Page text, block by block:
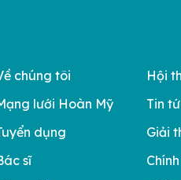
chúng tôi
lưới Hoàn Mỹ
dụng
sĩ
Hội
Tin
Giải